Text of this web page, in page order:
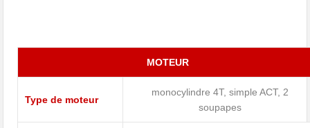
MOTEUR
Type de moteur
monocylindre 4T, simple ACT, 2
soupapes